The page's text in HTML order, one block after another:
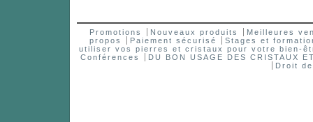
Promotions Nouveaux produits
Meilleures
propos
Paiement sécurisé
Stages et
utiliser vos pierres et cristaux pour votre bien-
Conférences
DU BON USAGE DES CRISTAUX
Droit